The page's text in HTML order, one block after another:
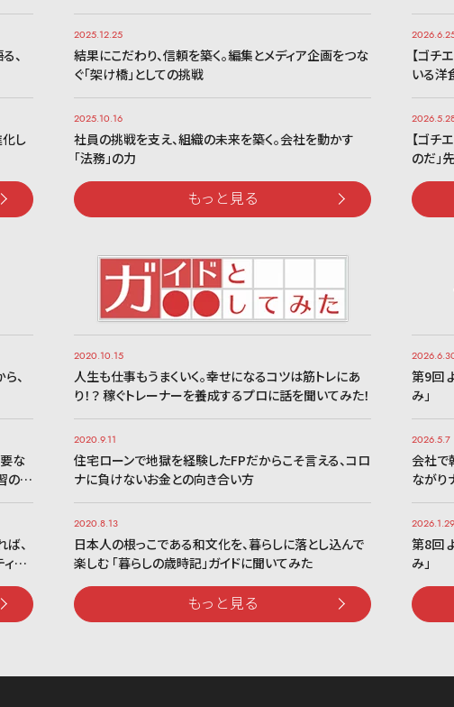
、
し
2025.12.25
結果にこだわり、信頼を築く。編集とメディア企画をつな
ぐ「架け橋」としての挑戦
2025.10.16
社員の挑戦を支え、組織の未来を築く。会社を動かす
「法務」の力
もっと見る
【ゴチ
いる洋
【ゴチ
のだ」
、
な
の…
、
ィ…
2020.10.15
人生も仕事もうまくいく。幸せになるコツは筋トレにあ
り！？ 稼ぐトレーナーを養成するプロに話を聞いてみた！
2020.9.11
住宅ローンで地獄を経験したFPだからこそ言える、コロ
ナに負けないお金との向き合い方
2020.8.13
日本人の根っこである和文化を、暮らしに落とし込んで
楽しむ 「暮らしの歳時記」ガイドに聞いてみた
もっと見る
第9回
み」
2026.5.7
会社で
ながり
2026.1.29
第8回
み」